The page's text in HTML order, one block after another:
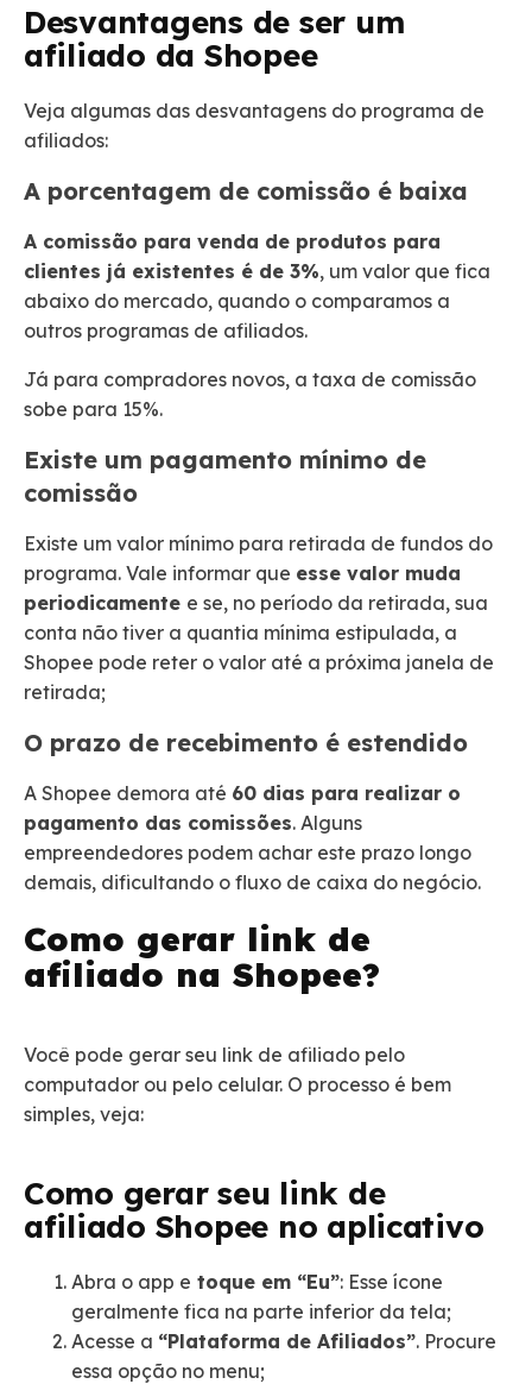
Desvantagens de ser um
afiliado da Shopee
Veja algumas das desvantagens do programa de
afiliados:
A porcentagem de comissão é baixa
A comissão para venda de produtos para
clientes já existentes é de 3%, um valor que fica
abaixo do mercado, quando o comparamos a
outros programas de afiliados.
Já para compradores novos, a taxa de comissão
sobe para 15%.
Existe um pagamento mínimo de
comissão
Existe um valor mínimo para retirada de fundos do
programa. Vale informar que esse valor muda
periodicamente e se, no período da retirada, sua
conta não tiver a quantia mínima estipulada, a
Shopee pode reter o valor até a próxima janela de
retirada;
O prazo de recebimento é estendido
A Shopee demora até 60 dias para realizar o
pagamento das comissões. Alguns
empreendedores podem achar este prazo longo
demais, dificultando o fluxo de caixa do negócio.
Como gerar link de
afiliado na Shopee?
Você pode gerar seu link de afiliado pelo
computador ou pelo celular. O processo é bem
simples, veja:
Como gerar seu link de
afiliado Shopee no aplicativo
Abra o app e toque em “Eu”: Esse ícone
geralmente fica na parte inferior da tela;
Acesse a “Plataforma de Afiliados”. Procure
essa opção no menu;